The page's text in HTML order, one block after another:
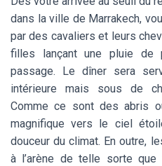
dans la ville de Marrakech,
par des cavaliers et leurs
filles lançant une pluie de
passage. Le dîner sera
intérieure mais sous de
Comme ce sont des abris
magnifique vers le ciel
douceur du climat. En outre,
à l’arène de telle sorte